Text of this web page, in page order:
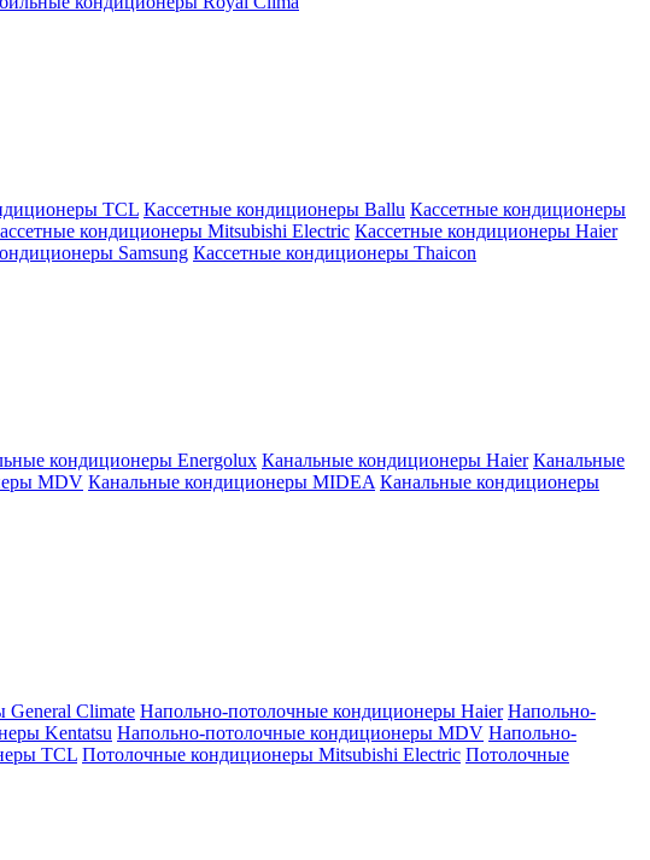
TCL Кассетные кондиционеры Ballu Кассетные кондиционеры
кондиционеры Mitsubishi Electric Кассетные кондиционеры Haier
Samsung Кассетные кондиционеры Thaicon
кондиционеры Energolux Канальные кондиционеры Haier Канальные
MDV Канальные кондиционеры MIDEA Канальные кондиционеры
Climate Напольно-потолочные кондиционеры Haier Напольно-
Kentatsu Напольно-потолочные кондиционеры MDV Напольно-
TCL Потолочные кондиционеры Mitsubishi Electric Потолочные